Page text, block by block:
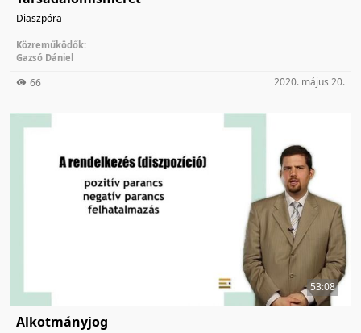
Diaszpóra
Közreműködők:
Gazsó Dániel
66 2020. május 20.
53:08
Alkotmányjog